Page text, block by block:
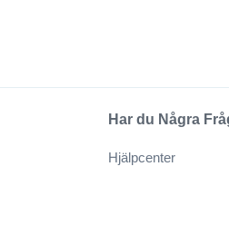
Har du Några
Hjälpcenter